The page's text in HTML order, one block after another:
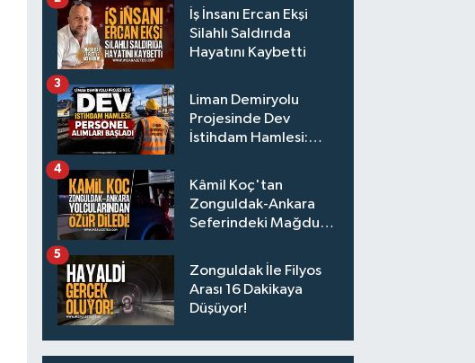
İş İnsanı Ercan Ekşi
Silahlı Saldırıda
Hayatını Kaybetti
Liman Demiryolu
Projesinde Dev
İstihdam Hamlesi:
3
Kâmil Koç'tan
Zonguldak-Ankara
Seferindeki Mağdur
4
Zonguldak İle Filyos
Arası 16 Dakikaya
Düşüyor!
5